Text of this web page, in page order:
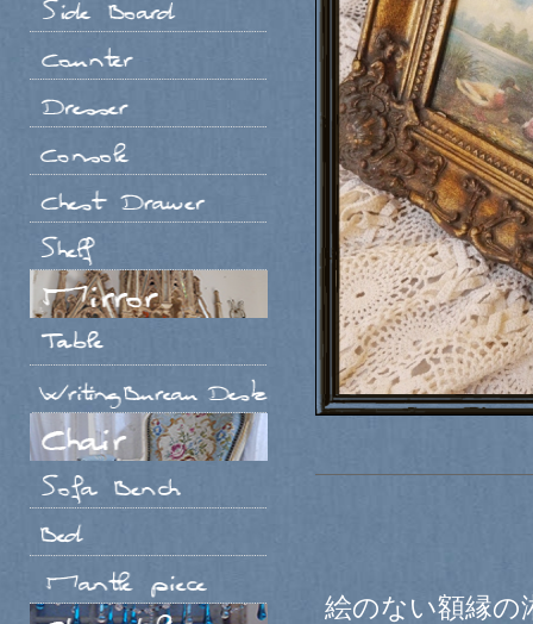
絵のない額縁の